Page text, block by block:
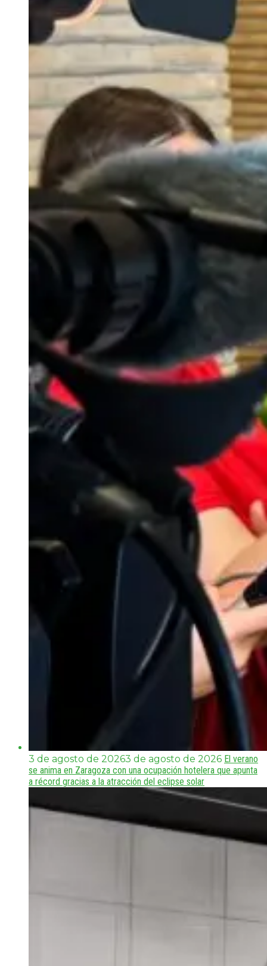
3 de agosto de 20263 de agosto de 2026 El verano
se anima en Zaragoza con una ocupación hotelera que apunta
a récord gracias a la atracción del eclipse solar